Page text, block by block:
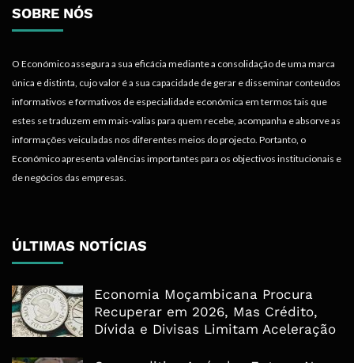
SOBRE NÓS
O Económico assegura a sua eficácia mediante a consolidação de uma marca
única e distinta, cujo valor é a sua capacidade de gerar e disseminar conteúdos
informativos e formativos de especialidade económica em termos tais que
estes se traduzem em mais-valias para quem recebe, acompanha e absorve as
informações veiculadas nos diferentes meios do projecto. Portanto, o
Económico apresenta valências importantes para os objectivos institucionais e
de negócios das empresas.
ÚLTIMAS NOTÍCIAS
Economia Moçambicana Procura
Recuperar em 2026, Mas Crédito,
Dívida e Divisas Limitam Aceleração